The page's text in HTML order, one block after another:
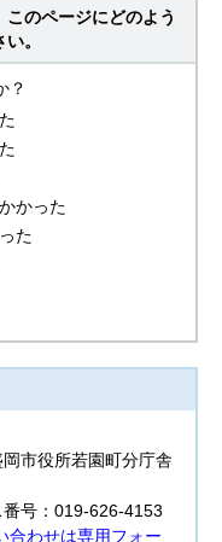
のページにどのよう
。
？
かった
た
市役所若園町分庁舎
号：019-626-4153
わせは専用フォー